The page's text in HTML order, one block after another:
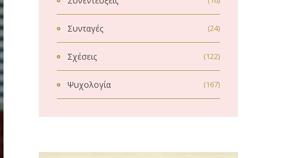
Συνταγές (24)
Σχέσεις (122)
Ψυχολογία (167)